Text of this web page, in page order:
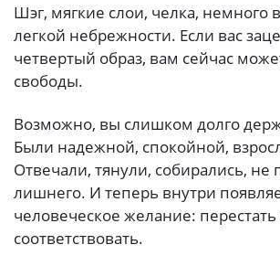
Шэг, мягкие слои, челка, немного
легкой небрежности. Если вас
четвертый образ, вам сейчас
свободы.
Возможно, вы слишком долго
Были надежной, спокойной,
Отвечали, тянули, собирались, не
лишнего. И теперь внутри
человеческое желание:
соответствовать.